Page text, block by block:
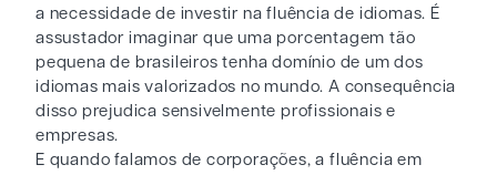
a necessidade de investir na fluência de idiomas. É
assustador imaginar que uma porcentagem tão
pequena de brasileiros tenha domínio de um dos
idiomas mais valorizados no mundo. A consequência
disso prejudica sensivelmente profissionais e
empresas.
E quando falamos de corporações, a fluência em